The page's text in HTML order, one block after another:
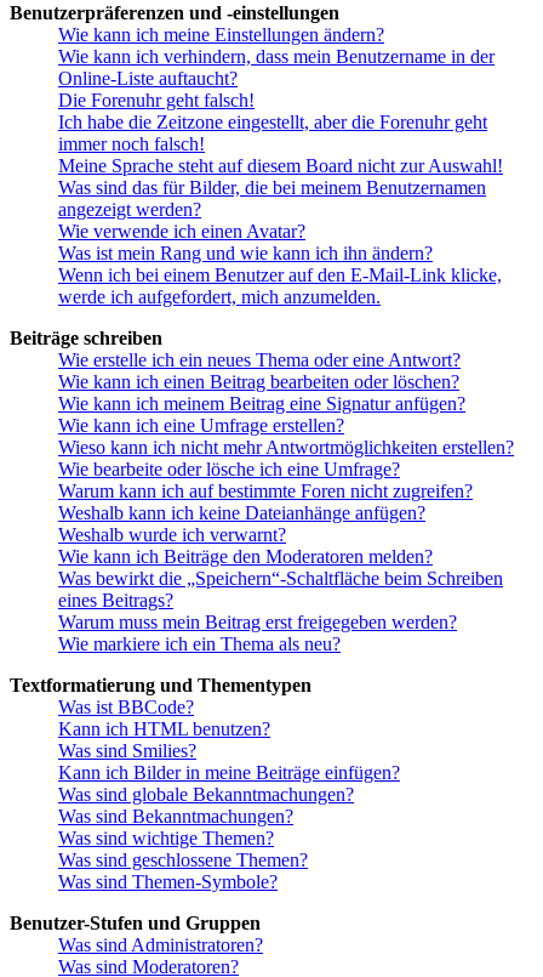
Benutzerpräferenzen und -einstellungen
Wie kann ich meine Einstellungen ändern?
Wie kann ich verhindern, dass mein Benutzername in der
Online-Liste auftaucht?
Die Forenuhr geht falsch!
Ich habe die Zeitzone eingestellt, aber die Forenuhr geht
immer noch falsch!
Meine Sprache steht auf diesem Board nicht zur Auswahl!
Was sind das für Bilder, die bei meinem Benutzernamen
angezeigt werden?
Wie verwende ich einen Avatar?
Was ist mein Rang und wie kann ich ihn ändern?
Wenn ich bei einem Benutzer auf den E-Mail-Link klicke,
werde ich aufgefordert, mich anzumelden.
Beiträge schreiben
Wie erstelle ich ein neues Thema oder eine Antwort?
Wie kann ich einen Beitrag bearbeiten oder löschen?
Wie kann ich meinem Beitrag eine Signatur anfügen?
Wie kann ich eine Umfrage erstellen?
Wieso kann ich nicht mehr Antwortmöglichkeiten erstellen?
Wie bearbeite oder lösche ich eine Umfrage?
Warum kann ich auf bestimmte Foren nicht zugreifen?
Weshalb kann ich keine Dateianhänge anfügen?
Weshalb wurde ich verwarnt?
Wie kann ich Beiträge den Moderatoren melden?
Was bewirkt die „Speichern“-Schaltfläche beim Schreiben
eines Beitrags?
Warum muss mein Beitrag erst freigegeben werden?
Wie markiere ich ein Thema als neu?
Textformatierung und Thementypen
Was ist BBCode?
Kann ich HTML benutzen?
Was sind Smilies?
Kann ich Bilder in meine Beiträge einfügen?
Was sind globale Bekanntmachungen?
Was sind Bekanntmachungen?
Was sind wichtige Themen?
Was sind geschlossene Themen?
Was sind Themen-Symbole?
Benutzer-Stufen und Gruppen
Was sind Administratoren?
Was sind Moderatoren?